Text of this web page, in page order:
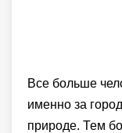
Все больше
именно за
природе. Тем